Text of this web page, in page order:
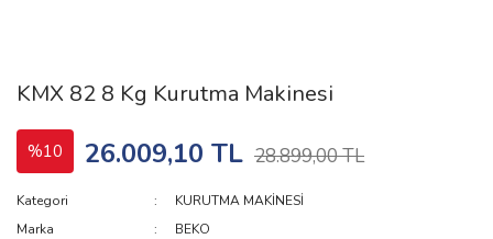
KMX 82 8 Kg Kurutma Makinesi
%10 26.009,10 TL 28.899,00 TL
Kategori
KURUTMA MAKİNESİ
Marka
BEKO